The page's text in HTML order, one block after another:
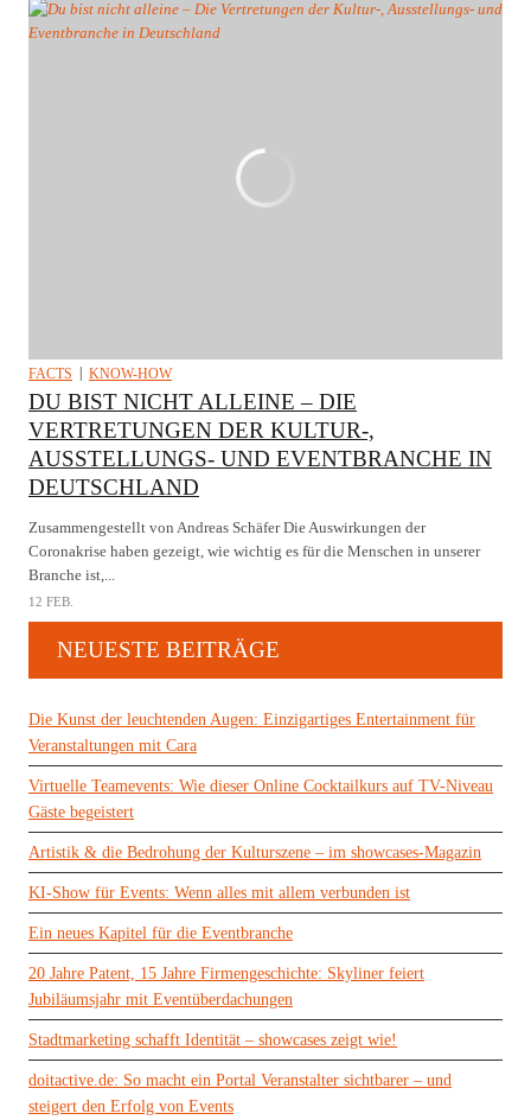
FACTS KNOW-HOW
DU BIST NICHT ALLEINE – DIE
VERTRETUNGEN DER KULTUR-,
AUSSTELLUNGS- UND EVENTBRANCHE IN
DEUTSCHLAND
Zusammengestellt von Andreas Schäfer Die Auswirkungen der
Coronakrise haben gezeigt, wie wichtig es für die Menschen in unserer
Branche ist,...
12 FEB.
NEUESTE BEITRÄGE
Die Kunst der leuchtenden Augen: Einzigartiges Entertainment für
Veranstaltungen mit Cara
Virtuelle Teamevents: Wie dieser Online Cocktailkurs auf TV-Niveau
Gäste begeistert
Artistik & die Bedrohung der Kulturszene – im showcases-Magazin
KI-Show für Events: Wenn alles mit allem verbunden ist
Ein neues Kapitel für die Eventbranche
20 Jahre Patent, 15 Jahre Firmengeschichte: Skyliner feiert
Jubiläumsjahr mit Eventüberdachungen
Stadtmarketing schafft Identität – showcases zeigt wie!
doitactive.de: So macht ein Portal Veranstalter sichtbarer – und
steigert den Erfolg von Events